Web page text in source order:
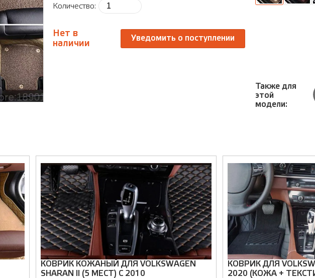
Количество:
Нет в
наличии
Уведомить о поступлении
Также для
этой
модели:
КОВРИК КОЖАНЫЙ ДЛЯ VOLKSWAGEN
SHARAN II (5 МЕСТ) С 2010
КОВРИК ДЛЯ
2020 (КОЖА +